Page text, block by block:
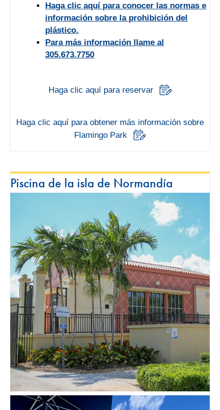
Haga clic aquí para conocer las normas e
información sobre la prohibición del
plástico.
Para más información llame al
305.673.7750
Haga clic aquí para reservar
Haga clic aquí para obtener más información sobre
Flamingo Park
Piscina de la isla de Normandía